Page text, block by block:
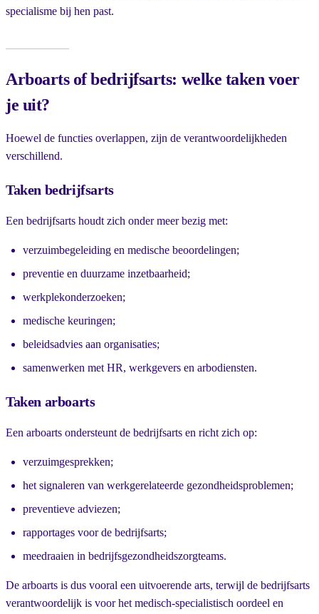
specialisme bij hen past.
Arboarts of bedrijfsarts: welke taken voer
je uit?
Hoewel de functies overlappen, zijn de verantwoordelijkheden
verschillend.
Taken bedrijfsarts
Een bedrijfsarts houdt zich onder meer bezig met:
verzuimbegeleiding en medische beoordelingen;
preventie en duurzame inzetbaarheid;
werkplekonderzoeken;
medische keuringen;
beleidsadvies aan organisaties;
samenwerken met HR, werkgevers en arbodiensten.
Taken arboarts
Een arboarts ondersteunt de bedrijfsarts en richt zich op:
verzuimgesprekken;
het signaleren van werkgerelateerde gezondheidsproblemen;
preventieve adviezen;
rapportages voor de bedrijfsarts;
meedraaien in bedrijfsgezondheidszorgteams.
De arboarts is dus vooral een uitvoerende arts, terwijl de bedrijfsarts
verantwoordelijk is voor het medisch-specialistisch oordeel en